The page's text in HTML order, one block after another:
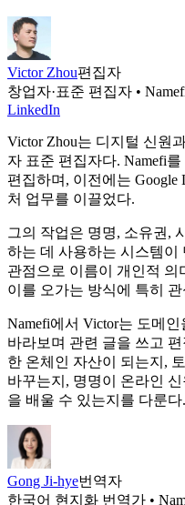
Victor Zhou편집자
창업자·표준 편집자 •
LinkedIn
Victor Zhou는 디지털 신원
자 표준 편집자다. Namefi
편집하며, 이전에는 Google
처 업무를 이끌었다.
그의 작업은 명명, 소유권,
하는 데 사용하는 시스템이
관점으로 이름이 개인적 의
이를 오가는 방식에 특히
Namefi에서 Victor는 도메
바라보며 관련 글을 쓰고
한 온체인 자산이 되는지,
바꾸는지, 명명이 온라인
을 배울 수 있는지를 다룬다.
Gong Ji-hye번역자
한국어 현지화 번역가 •